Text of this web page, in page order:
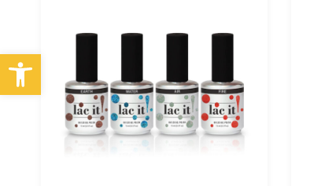
Abrir barra de herramientas